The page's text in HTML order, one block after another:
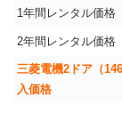
1年間レンタル価格
2年間レンタル価格
三菱電機2ドア（
入価格